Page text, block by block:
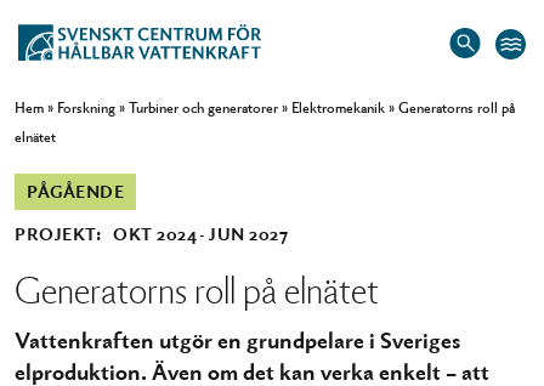
Hem» Forskning»Turbiner och generatorer» Elektromekanik»Generatorns roll på
elnätet
PROJEKT: OKT 2024 JUN 2027
PÅGÅENDE
Generatorns roll på elnätet
Vattenkraften utgör en grundpelare i Sveriges
elproduktion. Även om det kan verka enkelt – att